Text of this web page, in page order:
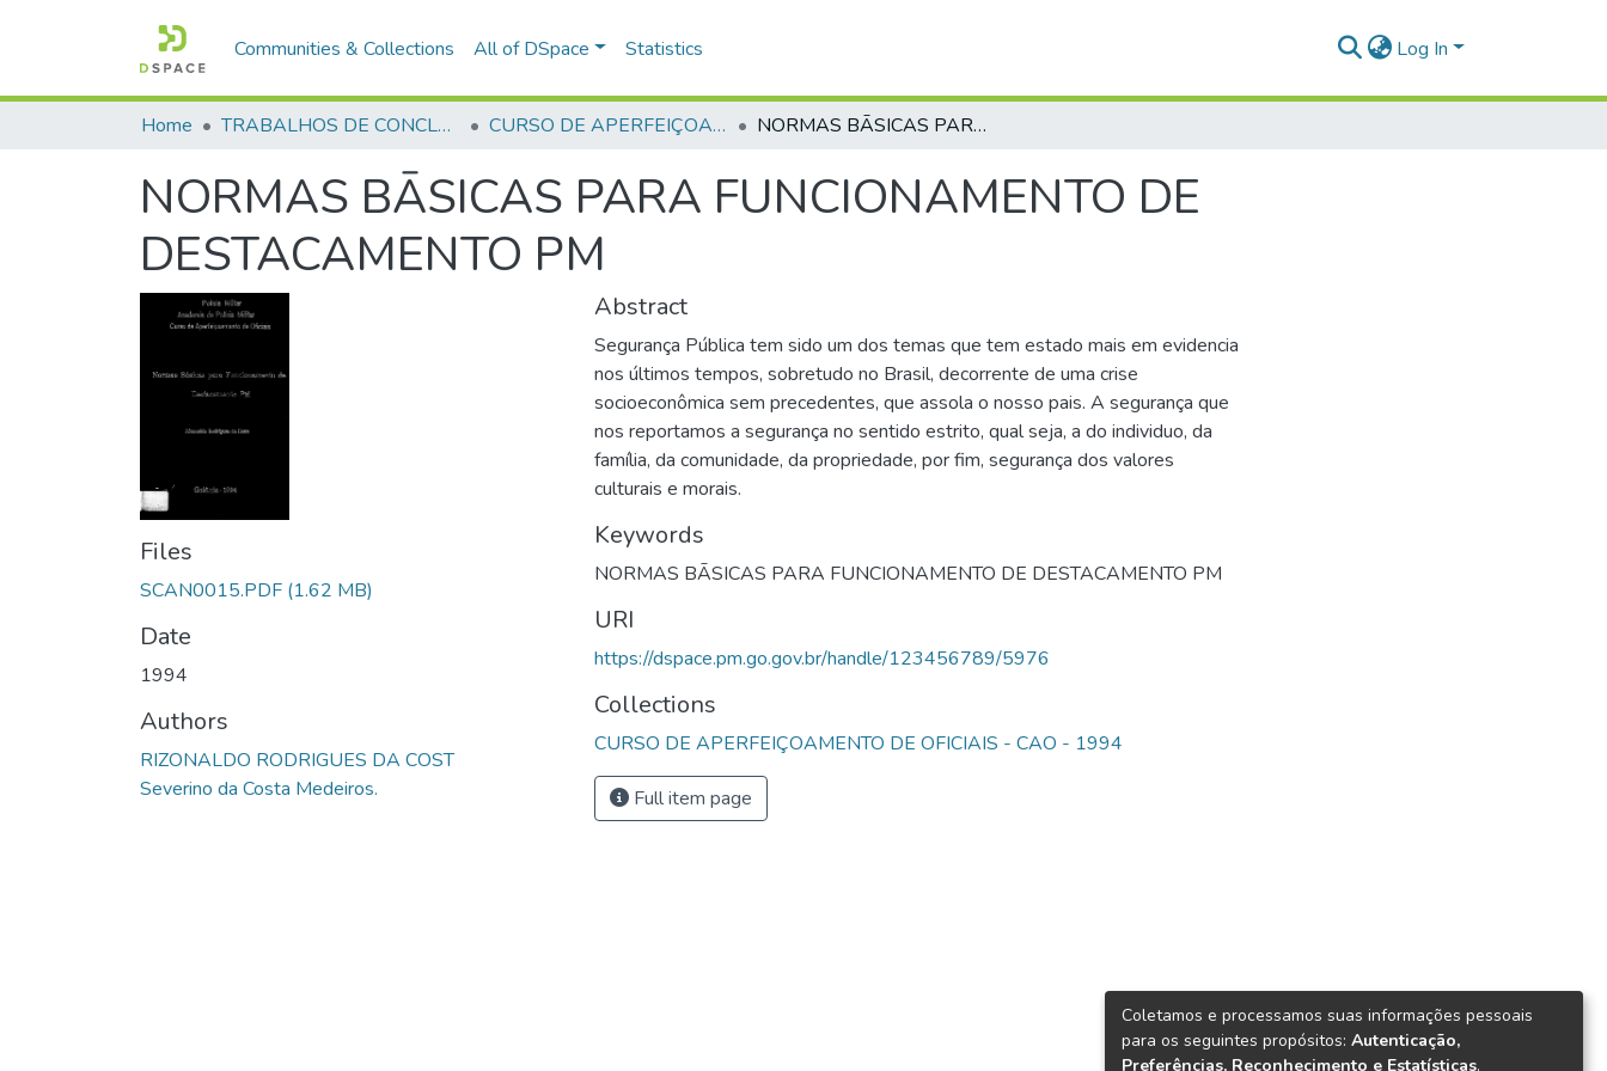
Communities & Collections All of DSpace Statistics Log In
Home TRABALHOS DE CONCLUSÃO DE CURSO - CAO (CURSO DE APERFEIÇOAMENTO DE OFICIAIS) CURSO DE APERFEIÇOAMENTO DE OFICIAIS - CAO - 1994 NORMAS BĀSICAS PARA FUNCIONAMENTO DE DESTACAMENTO PM
NORMAS BĀSICAS PARA FUNCIONAMENTO DE
DESTACAMENTO PM
Files
SCAN0015.PDF (1.62 MB)
Date
1994
Authors
RIZONALDO RODRIGUES DA COST
Severino da Costa Medeiros.
Abstract
Segurança Pública tem sido um dos temas que tem estado mais em evidencia
nos últimos tempos, sobretudo no Brasil, decorrente de uma crise
socioeconômica sem precedentes, que assola o nosso pais. A segurança que
nos reportamos a segurança no sentido estrito, qual seja, a do individuo, da
família, da comunidade, da propriedade, por fim, segurança dos valores
culturais e morais.
Keywords
NORMAS BĀSICAS PARA FUNCIONAMENTO DE DESTACAMENTO PM
URI
https://dspace.pm.go.gov.br/handle/123456789/5976
Collections
CURSO DE APERFEIÇOAMENTO DE OFICIAIS - CAO - 1994
Full item page
Coletamos e processamos suas informações pessoais
para os seguintes propósitos: Autenticação,
Preferências, Reconhecimento e Estatísticas.